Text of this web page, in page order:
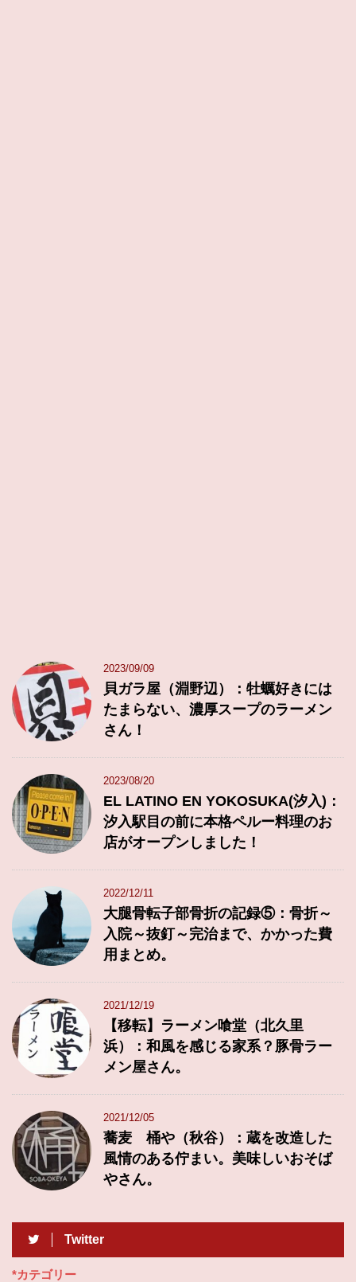
2023/09/09
貝ガラ屋（淵野辺）：牡蠣好きには
たまらない、濃厚スープのラーメン
さん！
2023/08/20
EL LATINO EN YOKOSUKA(汐入)：
汐入駅目の前に本格ペルー料理のお
店がオープンしました！
2022/12/11
大腿骨転子部骨折の記録⑤：骨折～
入院～抜釘～完治まで、かかった費
用まとめ。
2021/12/19
【移転】ラーメン喰堂（北久里
浜）：和風を感じる家系？豚骨ラー
メン屋さん。
2021/12/05
蕎麦 桶や（秋谷）：蔵を改造した
風情のある佇まい。美味しいおそば
やさん。
Twitter
*カテゴリー